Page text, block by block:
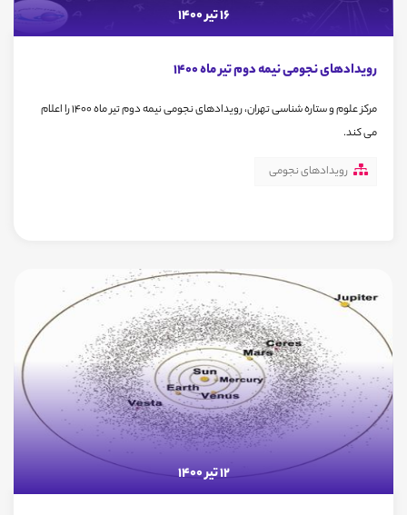
16 تیر 1400
رویدادهای نجومی نیمه دوم تیر ماه 1400
مرکز علوم و ستاره شناسی تهران، رویدادهای نجومی نیمه دوم تیر ماه 1400 را اعلام
می کند.
رویدادهای نجومی
12 تیر 1400